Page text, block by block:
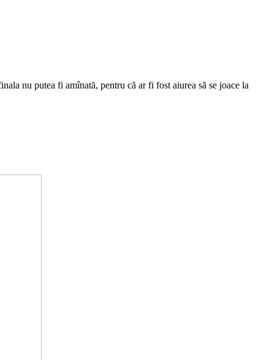
nu putea fi amînată, pentru că ar fi fost aiurea să se joace la